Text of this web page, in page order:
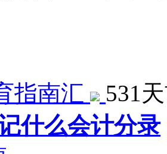
指南汇
531
什么会计分录